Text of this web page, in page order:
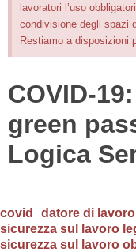
lavoratori l’uso
condivisione degli spazi
Restiamo a disposizioni
COVID-
green
Logica
covid datore di lavoro
sicurezza sul lavoro
sicurezza sul lavoro